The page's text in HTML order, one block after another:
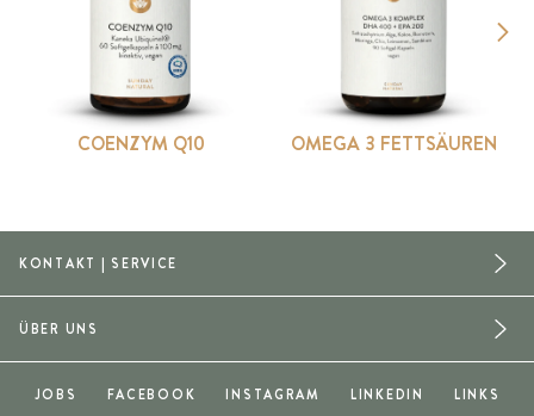
COENZYM Q10 OMEGA 3 FETTSÄUREN
KONTAKT | SERVICE
ÜBER UNS
JOBS FACEBOOK INSTAGRAM LINKEDIN LINKS